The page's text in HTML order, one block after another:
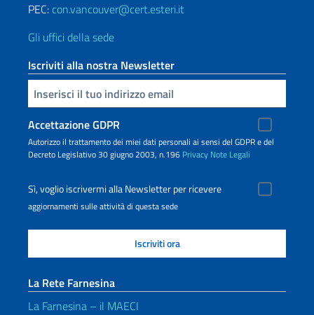
PEC: con.vancouver@cert.esteri.it
Gli uffici della sede
Iscriviti alla nostra Newsletter
Inserisci la tua email
Accettazione GDPR
Autorizzo il trattamento dei miei dati personali ai sensi del GDPR e del
Decreto Legislativo 30 giugno 2003, n.196 Privacy Note Legali
Sì, voglio iscrivermi alla Newsletter per ricevere
aggiornamenti sulle attività di questa sede
La Rete Farnesina
La Farnesina – il MAECI